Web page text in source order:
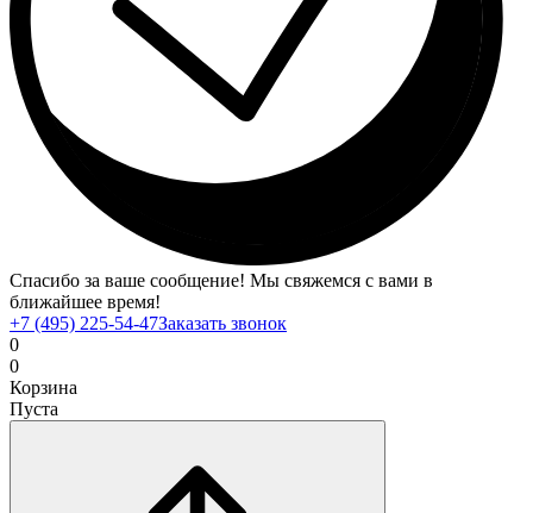
Спасибо за ваше сообщение! Мы свяжемся с вами в
ближайшее время!
+7 (495) 225-54-47Заказать звонок
0
0
Корзина
Пуста